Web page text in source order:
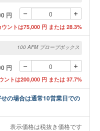
円
ントは75,000 円 または 28.3%
100 AFM プローブボックス
円
ントは200,000 円 または 37.7%
の場合は通常10営業日での
表示価格は税抜き価格です